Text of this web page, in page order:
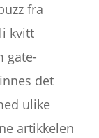
fra
kvitt
gate-
det
ulike
artikkelen